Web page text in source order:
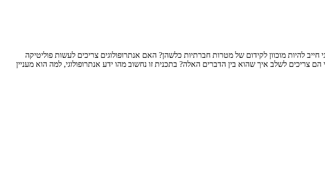
להיות מוכוון לקידום של מטרות חברתיות כלשהן? האם אנתרופולוגים צריכים לעשות פוליטיקה
לשלב איך שהוא בין הדברים האלה? בתכנית זו נחשוב מהו ידע אנתרופולוגי, למה הוא מעניין